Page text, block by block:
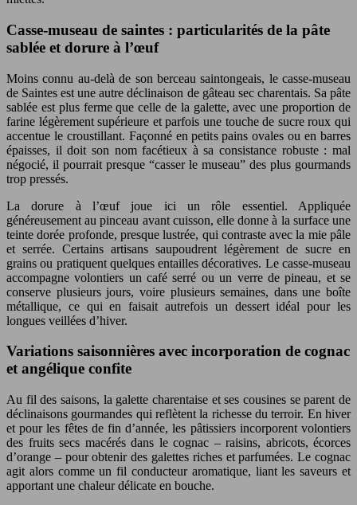
Casse-museau de saintes : particularités de la pâte
sablée et dorure à l’œuf
Moins connu au-delà de son berceau saintongeais, le casse-museau
de Saintes est une autre déclinaison de gâteau sec charentais. Sa pâte
sablée est plus ferme que celle de la galette, avec une proportion de
farine légèrement supérieure et parfois une touche de sucre roux qui
accentue le croustillant. Façonné en petits pains ovales ou en barres
épaisses, il doit son nom facétieux à sa consistance robuste : mal
négocié, il pourrait presque “casser le museau” des plus gourmands
trop pressés.
La dorure à l’œuf joue ici un rôle essentiel. Appliquée
généreusement au pinceau avant cuisson, elle donne à la surface une
teinte dorée profonde, presque lustrée, qui contraste avec la mie pâle
et serrée. Certains artisans saupoudrent légèrement de sucre en
grains ou pratiquent quelques entailles décoratives. Le casse-museau
accompagne volontiers un café serré ou un verre de pineau, et se
conserve plusieurs jours, voire plusieurs semaines, dans une boîte
métallique, ce qui en faisait autrefois un dessert idéal pour les
longues veillées d’hiver.
Variations saisonnières avec incorporation de cognac
et angélique confite
Au fil des saisons, la galette charentaise et ses cousines se parent de
déclinaisons gourmandes qui reflètent la richesse du terroir. En hiver
et pour les fêtes de fin d’année, les pâtissiers incorporent volontiers
des fruits secs macérés dans le cognac – raisins, abricots, écorces
d’orange – pour obtenir des galettes riches et parfumées. Le cognac
agit alors comme un fil conducteur aromatique, liant les saveurs et
apportant une chaleur délicate en bouche.